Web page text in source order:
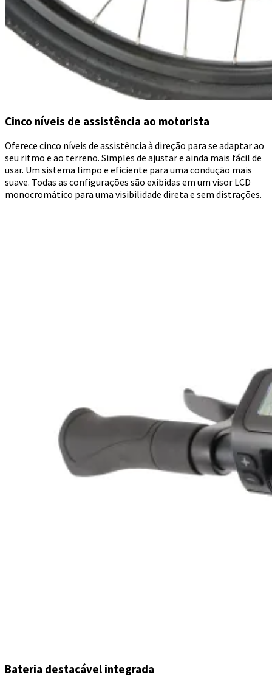
Cinco níveis de assistência ao motorista
Oferece cinco níveis de assistência à direção para se adaptar ao
seu ritmo e ao terreno. Simples de ajustar e ainda mais fácil de
usar. Um sistema limpo e eficiente para uma condução mais
suave. Todas as configurações são exibidas em um visor LCD
monocromático para uma visibilidade direta e sem distrações.
Bateria destacável integrada